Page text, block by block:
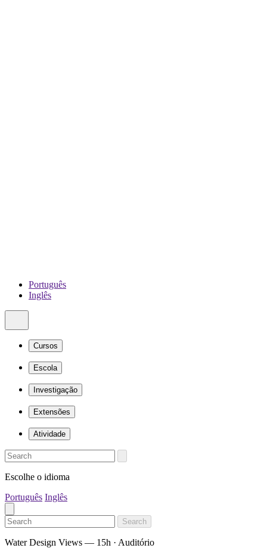
Português
Inglês
Cursos
Escola
Investigação
Extensões
Atividade
Escolhe o idioma
Português Inglês
Search
Water Design Views — 15h · Auditório